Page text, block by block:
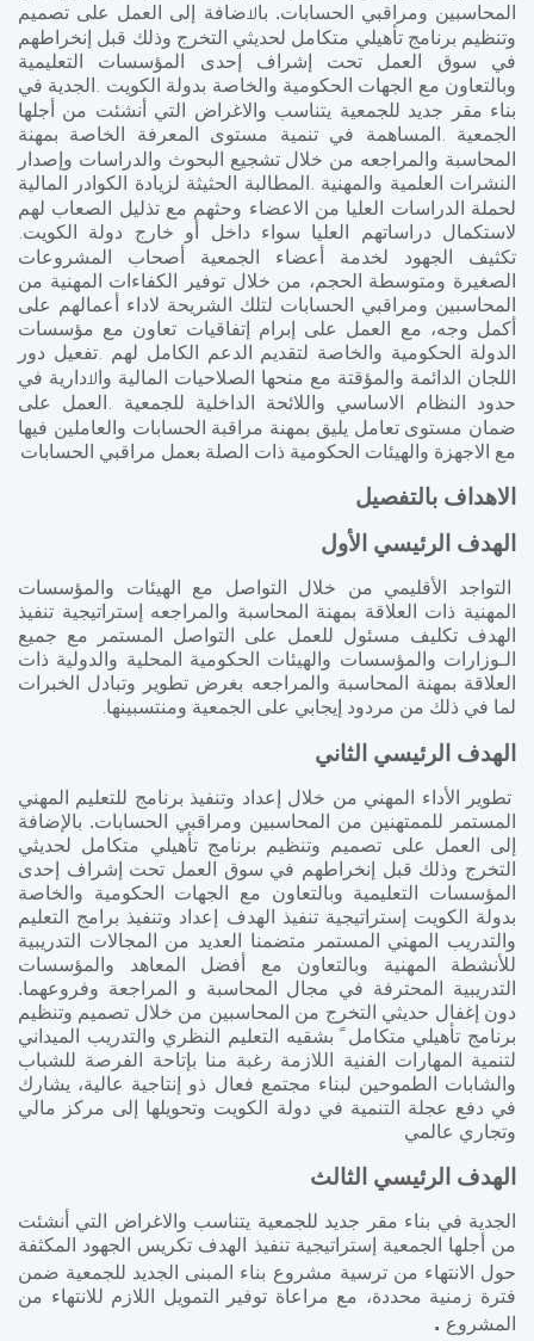
المحاسبين ومراقبي الحسابات. بالاضافة إلى العمل على تصميم
وتنظيم برنامج تأهيلي متكامل لحديثي التخرج وذلك قبل إنخراطهم
في سوق العمل تحت إشراف إحدى المؤسسات التعليمية
وبالتعاون مع الجهات الحكومية والخاصة بدولة الكويت . الجدية في
بناء مقر جديد للجمعية يتناسب والاغراض التي أنشئت من أجلها
الجمعية . المساهمة في تنمية مستوى المعرفة الخاصة بمهنة
المحاسبة والمراجعه من خلال تشجيع البحوث والدراسات وإصدار
النشرات العلمية والمهنية . المطالبة الحثيثة لزيادة الكوادر المالية
لحملة الدراسات العليا من الاعضاء وحثهم مع تذليل الصعاب لهم
لاستكمال دراساتهم العليا سواء داخل أو خارج دولة الكويت.
تكثيف الجهود لخدمة أعضاء الجمعية أصحاب المشروعات
الصغيرة ومتوسطة الحجم، من خلال توفير الكفاءات المهنية من
المحاسبين ومراقبي الحسابات لتلك الشريحة لاداء أعمالهم على
أكمل وجه، مع العمل على إبرام إتفاقيات تعاون مع مؤسسات
الدولة الحكومية والخاصة لتقديم الدعم الكامل لهم
.تفعيل دور
اللجان الدائمة والمؤقتة مع منحها الصلاحيات المالية وا لادارية في
حدود النظام الاساسي واللائحة الداخلية للجمعية . العمل على
ضمان مستوى تعامل يليق بمهنة مراقبة الحسابات والعاملين فيها
مع الاجهزة والهيئات الحكومية ذات الصلة بعمل مراقبي الحسابات
الاهداف بالتفصيل
الهدف الرئيسي الأول
التواجد الأقليمي من خلال التواصل مع الهيئات والمؤسسات
المهنية ذات العلاقة بمهنة المحاسبة والمراجعه إستراتيجية تنفيذ
الهدف تكليف مسئول للعمل على التواصل المستمر مع جميع
الـوزارات والمؤسسات والهيئات الحكومية المحلية والدولية ذات
العلاقة بمهنة المحاسبة والمراجعه بغرض تطوير وتبادل الخبرات
لما في ذلك من مردود إيجابي على الجمعية ومنتسبينها.
الهدف الرئيسي الثاني
تطوير الأداء المهني من خلال إعداد وتنفيذ برنامج للتعليم المهني
المستمر للممتهنين من المحاسبين ومراقبي الحسابات. بالإضافة
إلى العمل على تصميم وتنظيم برنامج تأهيلي متكامل لحديثي
التخرج وذلك قبل إنخراطهم في سوق العمل تحت إشراف إحدى
المؤسسات التعليمية وبالتعاون مع الجهات الحكومية والخاصة
بدولة الكويت إستراتيجية تنفيذ الهدف إعداد وتنفيذ برامج التعليم
والتدريب المهني المستمر متضمنا العديد من المجالات التدريبية
للأنشطة المهنية وبالتعاون مع أفضل المعاهد والمؤسسات
التدريبية المحترفة في مجال المحاسبة و المراجعة وفروعهما.
دون إغفال حديثي التخرج من المحاسبين من خلال تصميم وتنظيم
برنامج تأهيلي متكامل ً بشقيه التعليم النظري والتدريب الميداني
لتنمية المهارات الفنية اللازمة رغبة منا بإتاحة الفرصة للشباب
والشابات الطموحين لبناء مجتمع فعال ذو إنتاجية عالية، يشارك
في دفع عجلة التنمية في دولة الكويت وتحويلها إلى مركز مالي
وتجاري عالمي
الهدف الرئيسي الثالث
الجدية في بناء مقر جديد للجمعية يتناسب والاغراض التي أنشئت
من أجلها الجمعية إستراتيجية تنفيذ الهدف تكريس الجهود المكثفة
حول الانتهاء من ترسية مشروع بناء المبنى الجديد للجمعية ضمن
فترة زمنية محددة، مع مراعاة توفير التمويل اللازم للانتهاء من
المشروع .